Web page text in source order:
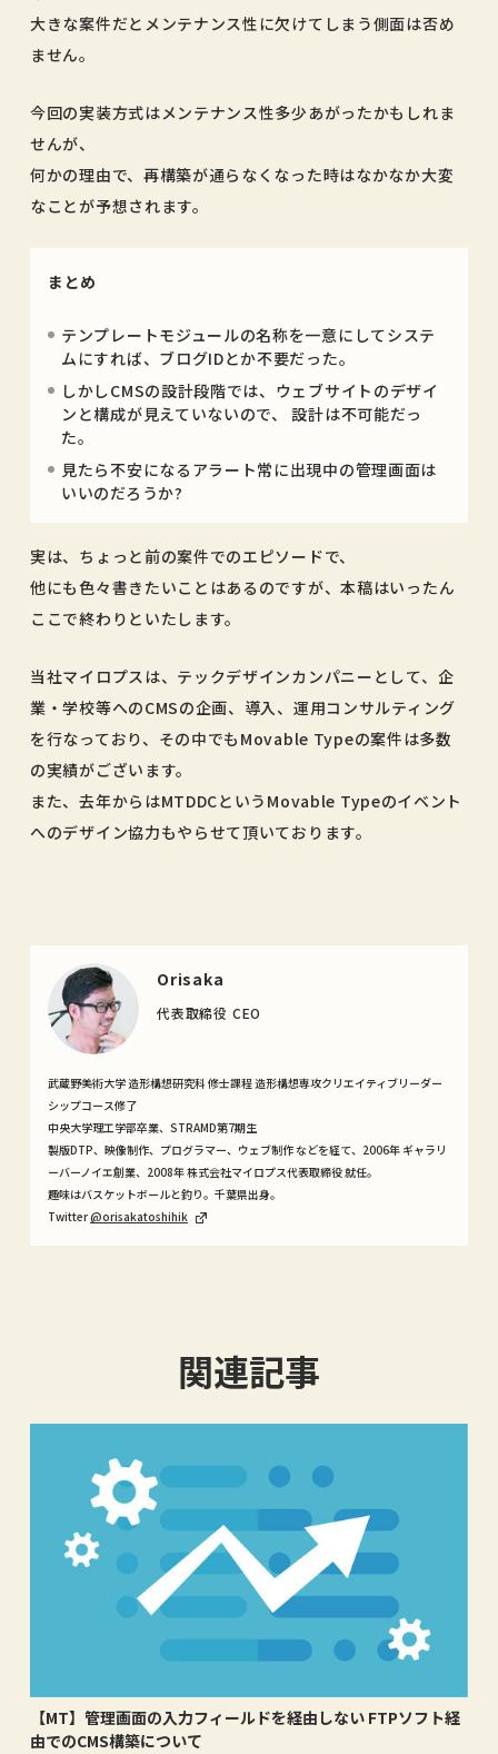
大きな案件だとメンテナンス性に欠けてしまう側面は否め
ません。
今回の実装方式はメンテナンス性多少あがったかもしれま
せんが、
何かの理由で、再構築が通らなくなった時はなかなか大変
なことが予想されます。
まとめ
テンプレートモジュールの名称を一意にしてシステ
ムにすれば、ブログIDとか不要だった。
しかしCMSの設計段階では、ウェブサイトのデザイ
ンと構成が見えていないので、 設計は不可能だっ
た。
見たら不安になるアラート常に出現中の管理画面は
いいのだろうか?
実は、ちょっと前の案件でのエピソードで、
他にも色々書きたいことはあるのですが、本稿はいったん
ここで終わりといたします。
当社マイロプスは、テックデザインカンパニーとして、企
業・学校等へのCMSの企画、導入、運用コンサルティング
を行なっており、その中でもMovable Typeの案件は多数
の実績がございます。
また、去年からはMTDDCというMovable Typeのイベント
へのデザイン協力もやらせて頂いております。
Orisaka
代表取締役 CEO
武蔵野美術大学 造形構想研究科 修士課程 造形構想専攻クリエイティブリーダー
シップコース修了
中央大学理工学部卒業、STRAMD第7期生
製版DTP、映像制作、プログラマー、ウェブ制作 などを経て、2006年 ギャラリ
ーバーノイエ創業、2008年 株式会社マイロプス代表取締役 就任。
趣味はバスケットボールと釣り。千葉県出身。
Twitter@orisakatoshihik
関連記事
【MT】管理画面の入力フィールドを経由しない FTPソフト経
由でのCMS構築について